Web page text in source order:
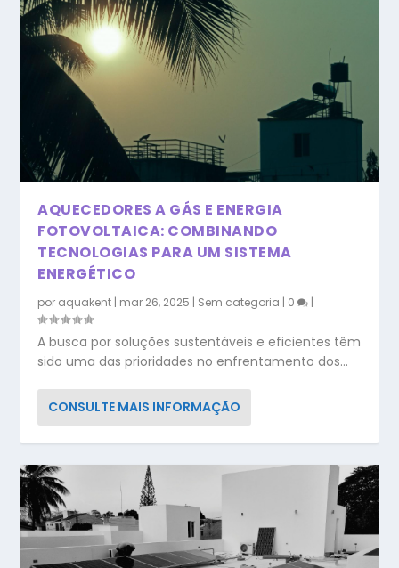
COMO REDUZIR OS CUSTOS COM ENERGIA
EM EDIFÍCIOS CO...
DICAS PARA ESCOLHER O AQUECEDOR
IDEAL PARA PISCINA...
AQUECEDORES A GÁS E ENERGIA
FOTOVOLTAICA: COMBINANDO
TECNOLOGIAS PARA UM SISTEMA
ENERGÉTICO
por aquakent | mar 26, 2025 | Sem categoria | 0 |
A busca por soluções sustentáveis e eficientes têm
sido uma das prioridades no enfrentamento dos...
CONSULTE MAIS INFORMAÇÃO